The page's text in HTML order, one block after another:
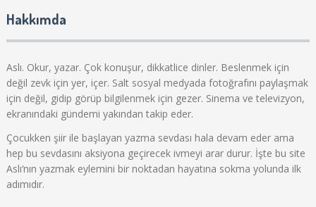
Hakkımda
Aslı. Okur, yazar. Çok konuşur, dikkatlice dinler. Beslenmek için
değil zevk için yer, içer. Salt sosyal medyada fotoğrafını paylaşmak
için değil, gidip görüp bilgilenmek için gezer. Sinema ve televizyon,
ekranındaki gündemi yakından takip eder.
Çocukken şiir ile başlayan yazma sevdası hala devam eder ama
hep bu sevdasını aksiyona geçirecek ivmeyi arar durur. İşte bu site
Aslı‘nın yazmak eylemini bir noktadan hayatına sokma yolunda ilk
adımıdır.